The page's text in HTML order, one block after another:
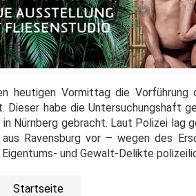
heutigen Vormittag die Vorführung
habe die Untersuchungshaft
Nürnberg gebracht. Laut Polizei lag
Ravensburg vor – wegen des
und Gewalt-Delikte
Startseite